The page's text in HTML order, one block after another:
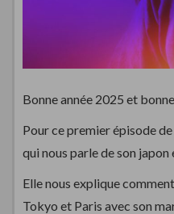
Bonne année 2025 et
Pour ce premier épisode
qui nous parle de son japon
Elle nous explique
Tokyo et Paris avec son